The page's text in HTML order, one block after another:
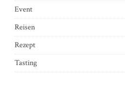
Event
Reisen
Rezept
Tasting